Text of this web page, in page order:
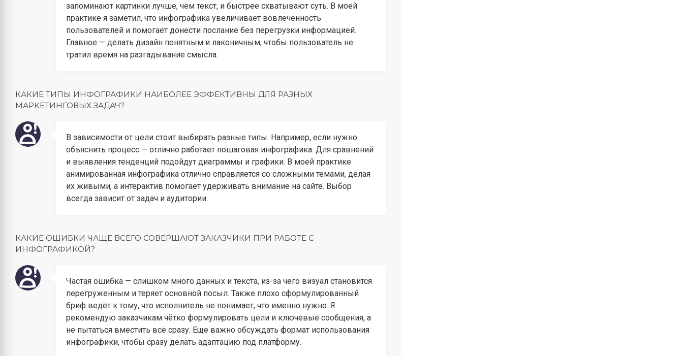
запоминают картинки лучше, чем текст, и быстрее схватывают суть. В моей
практике я заметил, что инфографика увеличивает вовлечённость
пользователей и помогает донести послание без перегрузки информацией.
Главное — делать дизайн понятным и лаконичным, чтобы пользователь не
тратил время на разгадывание смысла.
КАКИЕ ТИПЫ ИНФОГРАФИКИ НАИБОЛЕЕ ЭФФЕКТИВНЫ ДЛЯ РАЗНЫХ
МАРКЕТИНГОВЫХ ЗАДАЧ?
В зависимости от цели стоит выбирать разные типы. Например, если нужно
объяснить процесс — отлично работает пошаговая инфографика. Для сравнений
и выявления тенденций подойдут диаграммы и графики. В моей практике
анимированная инфографика отлично справляется со сложными темами, делая
их живыми, а интерактив помогает удерживать внимание на сайте. Выбор
всегда зависит от задач и аудитории.
КАКИЕ ОШИБКИ ЧАЩЕ ВСЕГО СОВЕРШАЮТ ЗАКАЗЧИКИ ПРИ РАБОТЕ С
ИНФОГРАФИКОЙ?
Частая ошибка — слишком много данных и текста, из-за чего визуал становится
перегруженным и теряет основной посыл. Также плохо сформулированный
бриф ведёт к тому, что исполнитель не понимает, что именно нужно. Я
рекомендую заказчикам чётко формулировать цели и ключевые сообщения, а
не пытаться вместить всё сразу. Еще важно обсуждать формат использования
инфографики, чтобы сразу делать адаптацию под платформу.